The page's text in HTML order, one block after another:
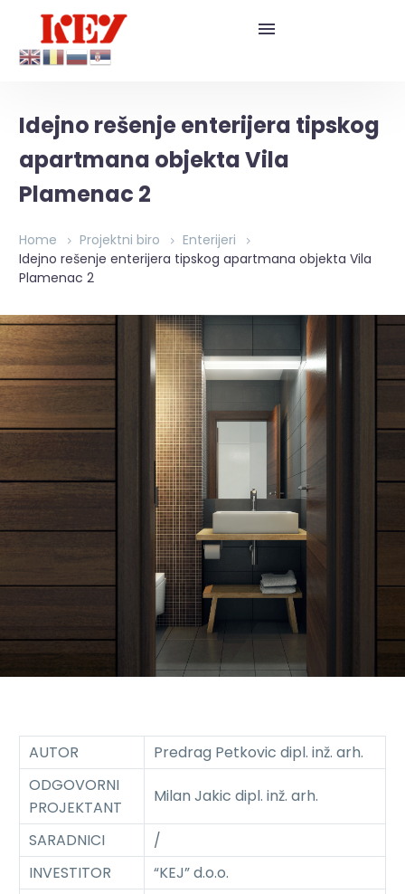
Idejno rešenje enterijera tipskog
apartmana objekta Vila
Plamenac 2
Home Projektni biro
Enterijeri
Idejno rešenje enterijera tipskog apartmana objekta Vila
Plamenac 2
AUTOR
Predrag Petkovic dipl. inž. arh.
ODGOVORNI
PROJEKTANT
Milan Jakic dipl. inž. arh.
SARADNICI
/
INVESTITOR
“KEJ” d.o.o.